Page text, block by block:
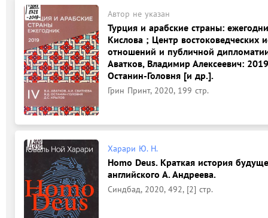
Автор не указан
Турция и арабские страны:
Кислова ; Центр востоковедческих
отношений и публичной
Аватков, Владимир Алексеевич:
Останин-Головня [и др.].
Грин Принт, 2020, 199 стр.
Харари Ю. Н.
Homo Deus. Краткая история
английского А. Андреева.
Синдбад, 2020, 492, [2] стр.